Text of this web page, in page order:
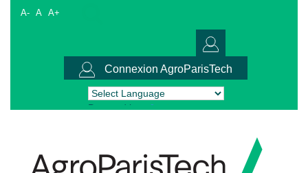
A- A A+
Connexion AgroParisTech
Powered by Translate